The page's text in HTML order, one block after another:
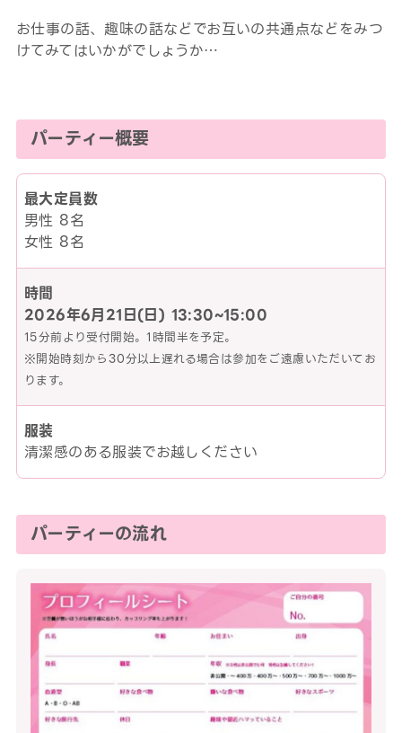
お仕事の話、趣味の話などでお互いの共通点などをみつ
けてみてはいかがでしょうか…
パーティー概要
最大定員数
男性 8名
女性 8名
時間
2026年6月21日(日) 13:30~15:00
15分前より受付開始。1時間半を予定。
※開始時刻から30分以上遅れる場合は参加をご遠慮いただいてお
ります。
服装
清潔感のある服装でお越しください
パーティーの流れ